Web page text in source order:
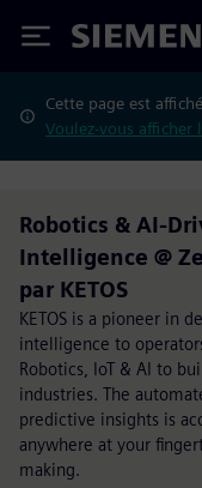
Siemens
Cette page est
Voulez-vous afficher
Robotics & AI-
Intelligence @
par KETOS
KETOS is a pioneer in
intelligence to
Robotics, IoT & AI to
industries. The
predictive insights is
anywhere at your
making.